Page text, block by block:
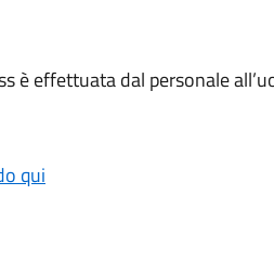
è effettuata dal personale all’
qui